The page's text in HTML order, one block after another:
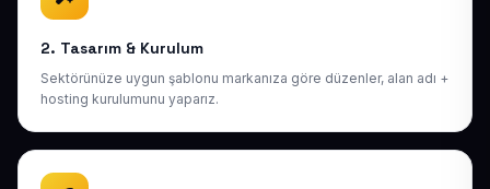
2. Tasarım & Kurulum
Sektörünüze uygun şablonu markanıza göre düzenler, alan adı +
hosting kurulumunu yaparız.